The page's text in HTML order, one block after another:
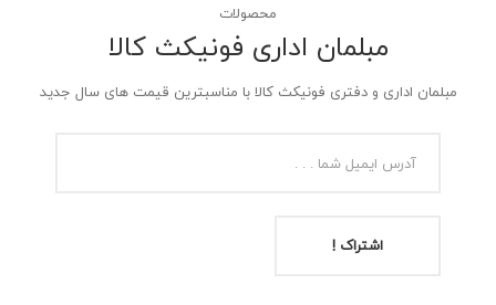
محصولات
مبلمان اداری فونیکث کالا
مبلمان اداری و دفتری فونیکث کالا با مناسبترین قیمت های سال جدید
اشتراک !